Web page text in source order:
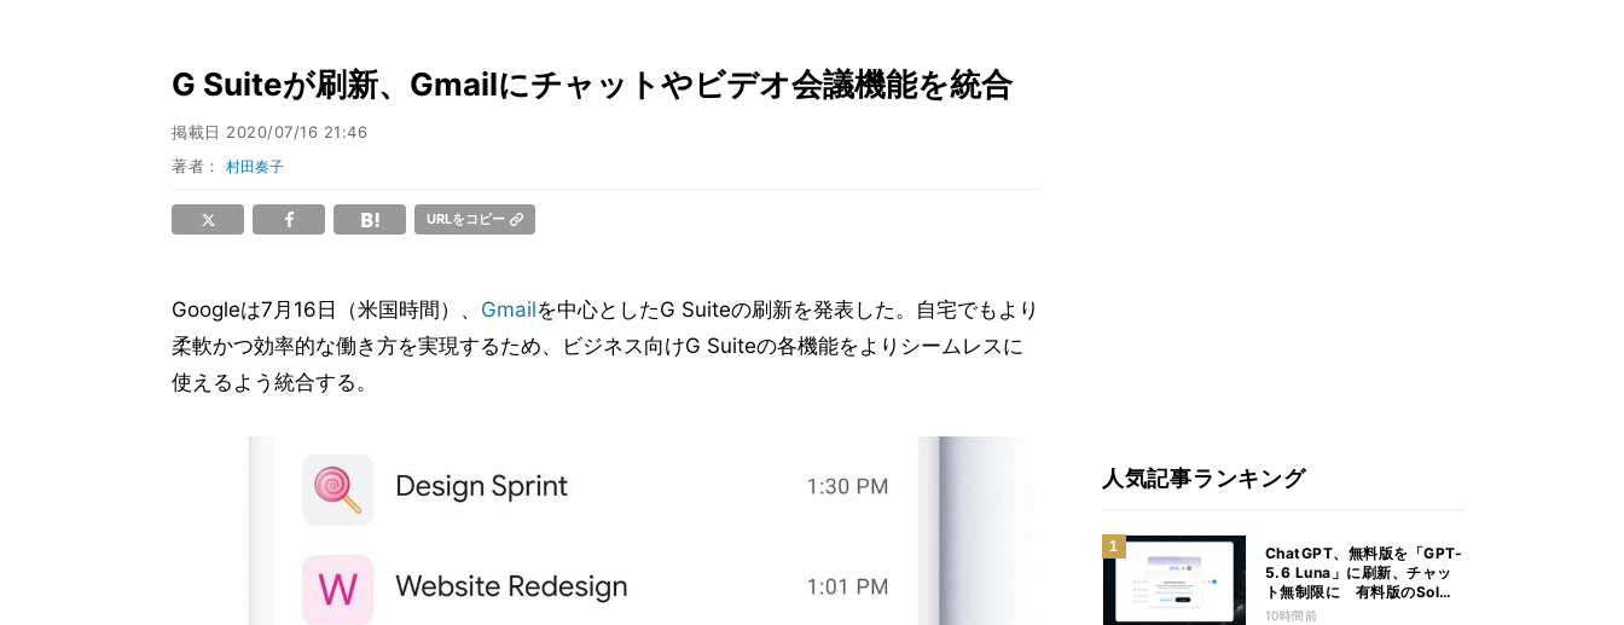
G Suiteが刷新、Gmailにチャットやビデオ会議機能を統合
掲載日 2020/07/16 21:46
著者：村田奏子
URLをコピー
Googleは7月16日（米国時間）、 Gmailを中心としたG Suiteの刷新を発表した。自宅でもより
柔軟かつ効率的な働き方を実現するため、ビジネス向けG Suiteの各機能をよりシームレスに
使えるよう統合する。
人気記事ランキング
ChatGPT、無料版を「GPT-
5.6 Luna」に刷新、チャッ
ト無制限に 有料版のSolも
精度向上
10時間前